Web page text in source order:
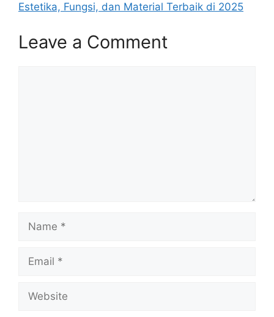
Estetika, Fungsi, dan Material Terbaik di 2025
Leave a Comment